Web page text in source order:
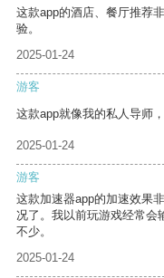
这款app的酒店、餐厅推荐
验。
2025-01-24
游客
这款app就像我的私人导师
2025-01-24
游客
这款加速器app的加速效果
况了。我以前玩游戏经常会
不少。
2025-01-24